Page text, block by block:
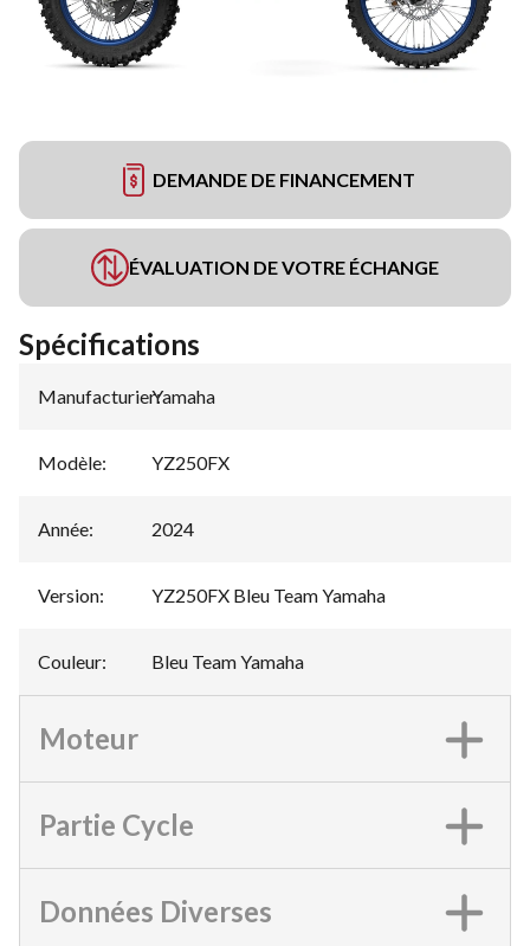
DEMANDE DE FINANCEMENT
ÉVALUATION DE VOTRE ÉCHANGE
Spécifications
Manufacturier:
Yamaha
Modèle: YZ250FX
Année: 2024
Version: YZ250FX Bleu Team Yamaha
Couleur: Bleu Team Yamaha
Moteur
Partie Cycle
Données Diverses